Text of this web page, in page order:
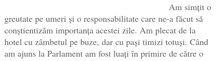
Am simțit o
greutate pe umeri și o responsabilitate care ne-a făcut să
conștientizăm importanța acestei zile. Am plecat de la
hotel cu zâmbetul pe buze, dar cu pași timizi totuși. Când
am ajuns la Parlament am fost luați în primire de către o